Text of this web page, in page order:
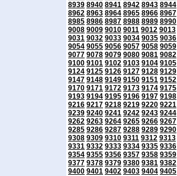
8939 8940 8941 8942 8943 8944
8962 8963 8964 8965 8966 8967
8985 8986 8987 8988 8989 8990
9008 9009 9010 9011 9012 9013
9031 9032 9033 9034 9035 9036
9054 9055 9056 9057 9058 9059
9077 9078 9079 9080 9081 9082
9100 9101 9102 9103 9104 9105
9124 9125 9126 9127 9128 9129
9147 9148 9149 9150 9151 9152
9170 9171 9172 9173 9174 9175
9193 9194 9195 9196 9197 9198
9216 9217 9218 9219 9220 9221
9239 9240 9241 9242 9243 9244
9262 9263 9264 9265 9266 9267
9285 9286 9287 9288 9289 9290
9308 9309 9310 9311 9312 9313
9331 9332 9333 9334 9335 9336
9354 9355 9356 9357 9358 9359
9377 9378 9379 9380 9381 9382
9400 9401 9402 9403 9404 9405